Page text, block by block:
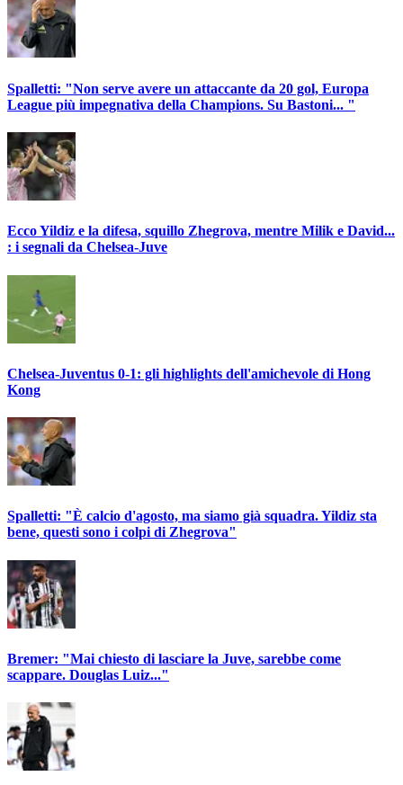
Spalletti: "Non serve avere un attaccante da 20 gol, Europa
League più impegnativa della Champions. Su Bastoni... "
Ecco Yildiz e la difesa, squillo Zhegrova, mentre Milik e David...
: i segnali da Chelsea-Juve
Chelsea-Juventus 0-1: gli highlights dell'amichevole di Hong
Kong
Spalletti: "È calcio d'agosto, ma siamo già squadra. Yildiz sta
bene, questi sono i colpi di Zhegrova"
Bremer: "Mai chiesto di lasciare la Juve, sarebbe come
scappare. Douglas Luiz..."